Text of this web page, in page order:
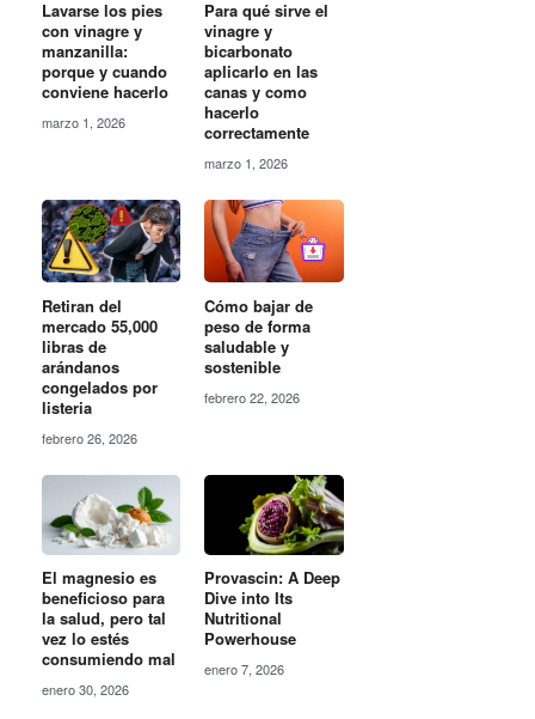
Lavarse los pies
con vinagre y
manzanilla:
porque y cuando
conviene hacerlo
marzo 1, 2026
Para qué sirve el
vinagre y
bicarbonato
aplicarlo en las
canas y como
hacerlo
correctamente
marzo 1, 2026
Retiran del
mercado 55,000
libras de
arándanos
congelados por
listeria
febrero 26, 2026
Cómo bajar de
peso de forma
saludable y
sostenible
febrero 22, 2026
El magnesio es
beneficioso para
la salud, pero tal
vez lo estés
consumiendo mal
enero 30, 2026
Provascin: A Deep
Dive into Its
Nutritional
Powerhouse
enero 7, 2026